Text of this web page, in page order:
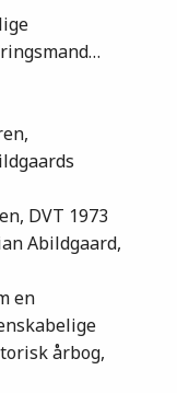
DVT 1973
Abildgaard,
en
årbog,